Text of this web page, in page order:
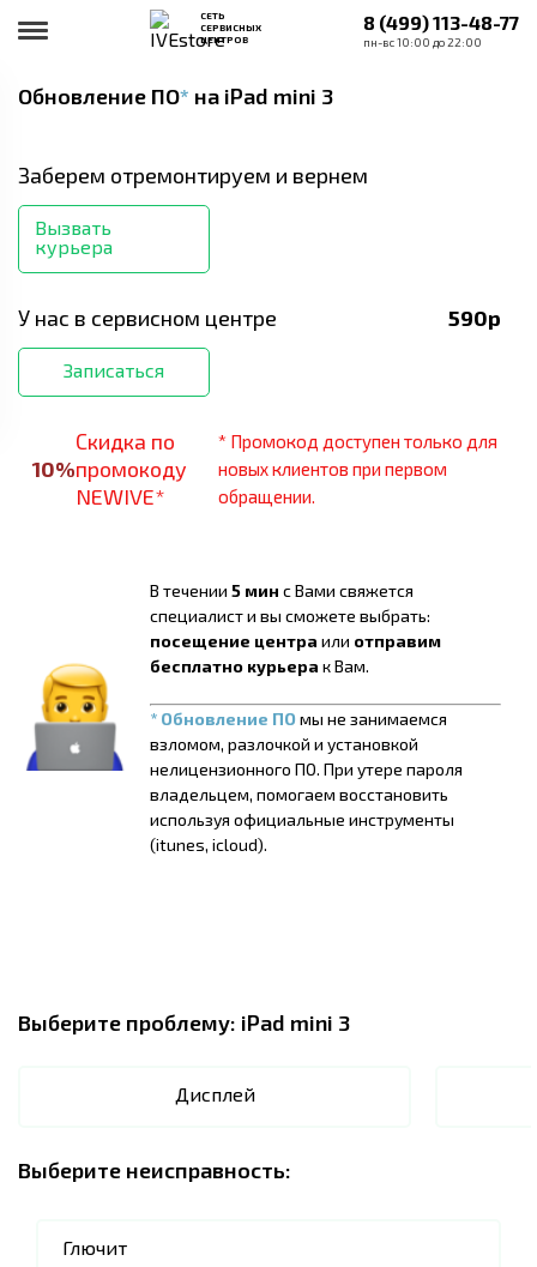
СЕТЬ
СЕРВИСНЫХ
ЦЕНТРОВ
8 (499) 113-48-77
пн-вс 10:00 до 22:00
Обновление ПО* на iPad mini 3
Заберем отремонтируем и вернем
Вызвать
курьера
У нас в сервисном центре 590р
Записаться
10%
Скидка по
промокоду
NEWIVE*
* Промокод доступен только для
новых клиентов при первом
обращении.
В течении 5 мин с Вами свяжется
специалист и вы сможете выбрать:
посещение центра или отправим
бесплатно курьера к Вам.
* Обновление ПОмы не занимаемся
взломом, разлочкой и установкой
нелицензионного ПО. При утере пароля
владельцем, помогаем восстановить
используя официальные инструменты
(itunes, icloud).
Выберите проблему: iPad mini 3
Дисплей
Выберите неисправность:
Глючит